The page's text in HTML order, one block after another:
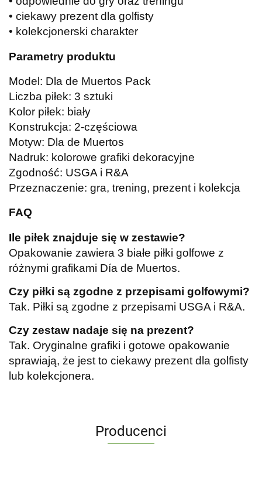
• ciekawy prezent dla golfisty
• kolekcjonerski charakter
Parametry produktu
Model: Dla de Muertos Pack
Liczba piłek: 3 sztuki
Kolor piłek: biały
Konstrukcja: 2-częściowa
Motyw: Dla de Muertos
Nadruk: kolorowe grafiki dekoracyjne
Zgodność: USGA i R&A
Przeznaczenie: gra, trening, prezent i kolekcja
FAQ
Ile piłek znajduje się w zestawie?
Opakowanie zawiera 3 białe piłki golfowe z
różnymi grafikami Día de Muertos.
Czy piłki są zgodne z przepisami golfowymi?
Tak. Piłki są zgodne z przepisami USGA i R&A.
Czy zestaw nadaje się na prezent?
Tak. Oryginalne grafiki i gotowe opakowanie
sprawiają, że jest to ciekawy prezent dla golfisty
lub kolekcjonera.
Producenci